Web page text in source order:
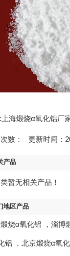
上海煅烧α氧化铝厂
数： 更新时间：
产品
暂无相关产品！
地区产品
烧α氧化铝 ， 淄博
铝 ， 北京煅烧α氧